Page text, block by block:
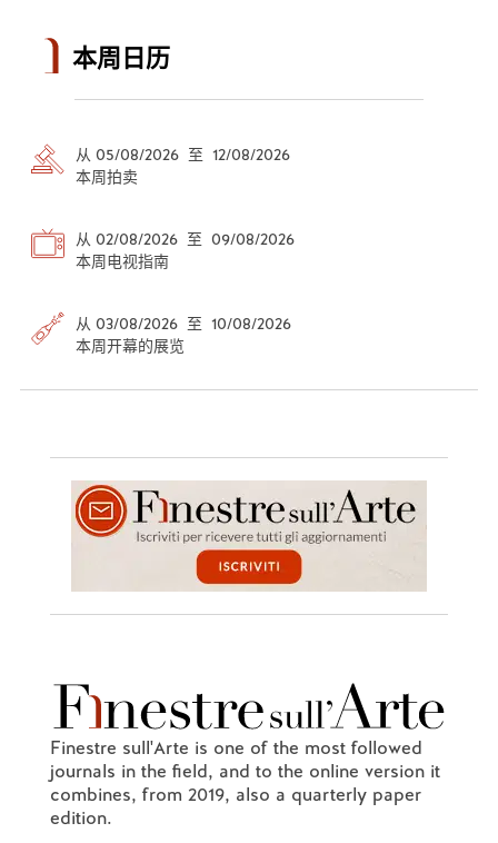
本周日历
从 05/08/2026 至 12/08/2026
本周拍卖
从 02/08/2026 至 09/08/2026
本周电视指南
从 03/08/2026 至 10/08/2026
本周开幕的展览
Finestre sull'Arte is one of the most followed
journals in the field, and to the online version it
combines, from 2019, also a quarterly paper
edition.